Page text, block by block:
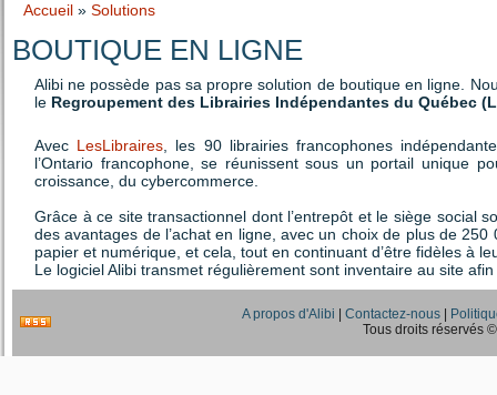
VOUS ÊTES ICI
Accueil» Solutions
BOUTIQUE EN LIGNE
Alibi ne possède pas sa propre solution de boutique en ligne.
le Regroupement des Librairies Indépendantes du Québec
Avec LesLibraires , les 90 librairies francophones
l’Ontario francophone, se réunissent sous un portail unique
croissance, du cybercommerce.
Grâce à ce site transactionnel dont l’entrepôt et le siège social
des avantages de l’achat en ligne, avec un choix de plus de
papier et numérique, et cela, tout en continuant d’être fidèles à
Le logiciel Alibi transmet régulièrement sont inventaire au site
A propos d'Alibi Contactez-nous
Tous droits réservés